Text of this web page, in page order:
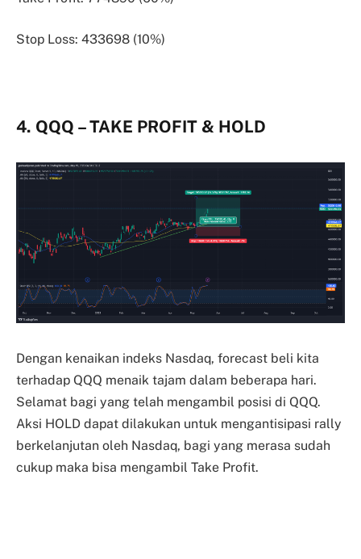
Stop Loss: 433698 (10%)
4. QQQ – TAKE PROFIT & HOLD
Dengan kenaikan indeks Nasdaq, forecast beli kita
terhadap QQQ menaik tajam dalam beberapa hari.
Selamat bagi yang telah mengambil posisi di QQQ.
Aksi HOLD dapat dilakukan untuk mengantisipasi rally
berkelanjutan oleh Nasdaq, bagi yang merasa sudah
cukup maka bisa mengambil Take Profit.